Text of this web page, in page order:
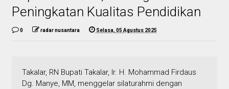
Peningkatan Kualitas Pendidikan
0 radar nusantara Selasa, 05 Agustus 2025
Takalar, RN Bupati Takalar, Ir. H. Mohammad Firdaus
Dg. Manye, MM, menggelar silaturahmi dengan